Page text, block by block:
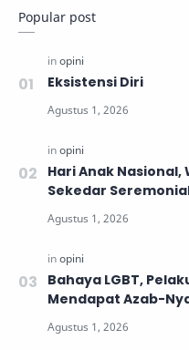
Popular post
Eksistensi Diri
Hari Anak
Sekedar
Bahaya LGBT,
Mendapat Azab-